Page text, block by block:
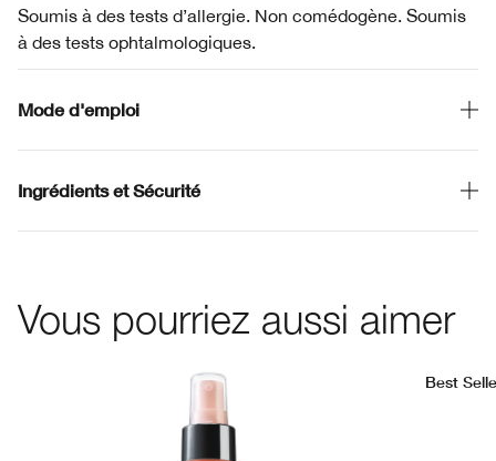
Soumis à des tests d’allergie. Non comédogène. Soumis
à des tests ophtalmologiques.
Mode d'emploi
Ingrédients et Sécurité
Vous pourriez aussi aimer
Best